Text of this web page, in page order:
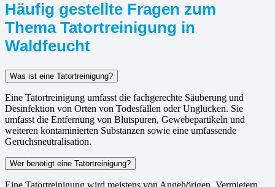
Häufig gestellte Fragen zum
Thema Tatortreinigung in
Waldfeucht
Was ist eine Tatortreinigung?
Eine Tatortreinigung umfasst die fachgerechte Säuberung und
Desinfektion von Orten von Todesfällen oder Unglücken. Sie
umfasst die Entfernung von Blutspuren, Gewebepartikeln und
weiteren kontaminierten Substanzen sowie eine umfassende
Geruchsneutralisation.
Wer benötigt eine Tatortreinigung?